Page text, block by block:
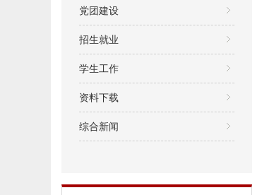
党团建设
招生就业
学生工作
资料下载
综合新闻